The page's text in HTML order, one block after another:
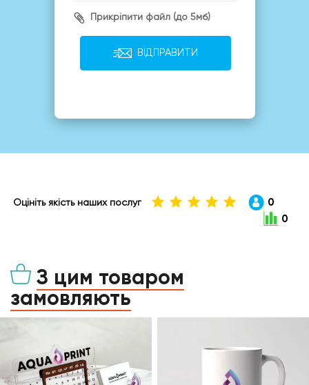
Прикріпити файл (до 5мб)
ВІДПРАВИТИ
Оцініть якість наших послуг
0
0
З цим товаром
замовляють